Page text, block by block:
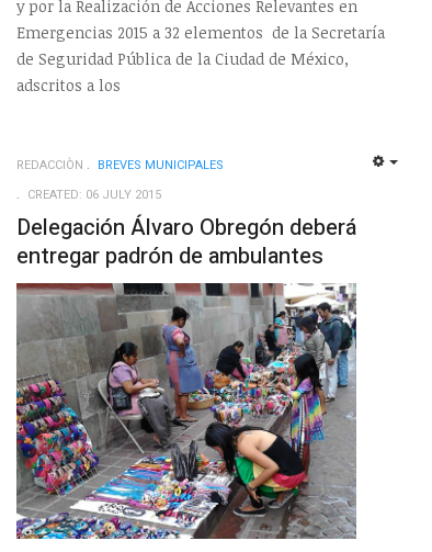
y por la Realización de Acciones Relevantes en
Emergencias 2015 a 32 elementos de la Secretaría
de Seguridad Pública de la Ciudad de México,
adscritos a los
REDACCIÒN
BREVES MUNICIPALES
CREATED: 06 JULY 2015
Delegación Álvaro Obregón deberá
entregar padrón de ambulantes